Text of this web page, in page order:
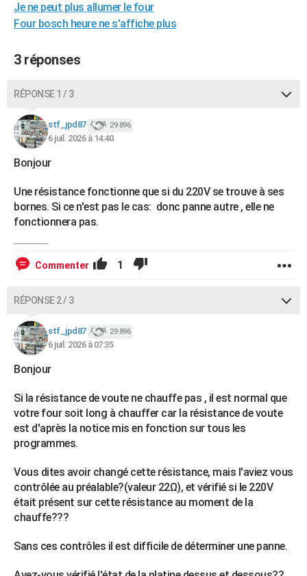
Je ne peut plus allumer le four
Four bosch heure ne s'affiche plus
3 réponses
RÉPONSE 1 / 3
stf_jpd87 29 896
6 juil. 2026 à 14:40
Bonjour
Une résistance fonctionne que si du 220V se trouve à ses
bornes. Si ce n'est pas le cas: donc panne autre , elle ne
fonctionnera pas.
Commenter 1
RÉPONSE 2 / 3
stf_jpd87 29 896
6 juil. 2026 à 07:35
Bonjour
Si la résistance de voute ne chauffe pas , il est normal que
votre four soit long à chauffer car la résistance de voute
est d'après la notice mis en fonction sur tous les
programmes.
Vous dites avoir changé cette résistance, mais l'aviez vous
contrôlée au préalable?(valeur 22Ω), et vérifié si le 220V
était présent sur cette résistance au moment de la
chauffe???
Sans ces contrôles il est difficile de déterminer une panne.